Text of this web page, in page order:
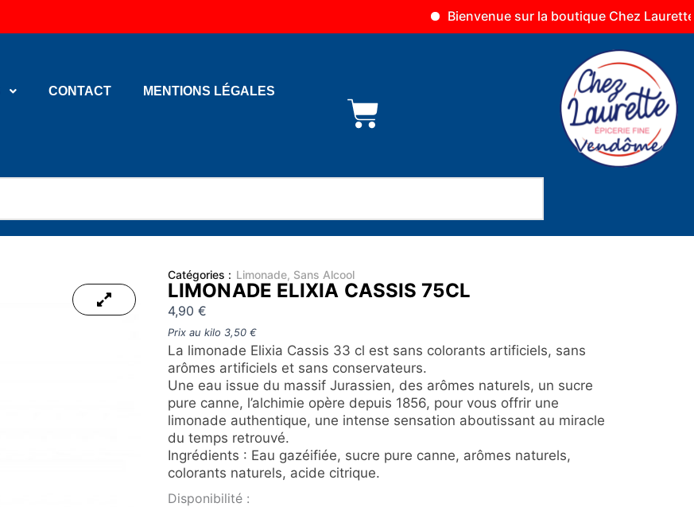
Bienvenue sur la boutique Chez Laurette
CONTACT MENTIONS LÉGALES
Catégories : Limonade, Sans Alcool
LIMONADE ELIXIA CASSIS 75CL
4,90 €
Prix au kilo 3,50 €
La limonade Elixia Cassis 33 cl est sans colorants artificiels, sans
arômes artificiels et sans conservateurs.
Une eau issue du massif Jurassien, des arômes naturels, un sucre
pure canne, l’alchimie opère depuis 1856, pour vous offrir une
limonade authentique, une intense sensation aboutissant au miracle
du temps retrouvé.
Ingrédients : Eau gazéifiée, sucre pure canne, arômes naturels,
colorants naturels, acide citrique.
Disponibilité :
quantité